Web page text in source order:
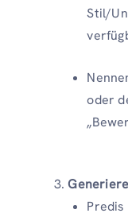
Stil/
oder
Predis